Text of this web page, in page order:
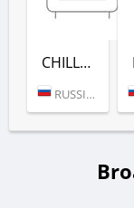
CHILL-OUT (РАДИО РЕКОРД)
RUSSIA (MOSCOW)